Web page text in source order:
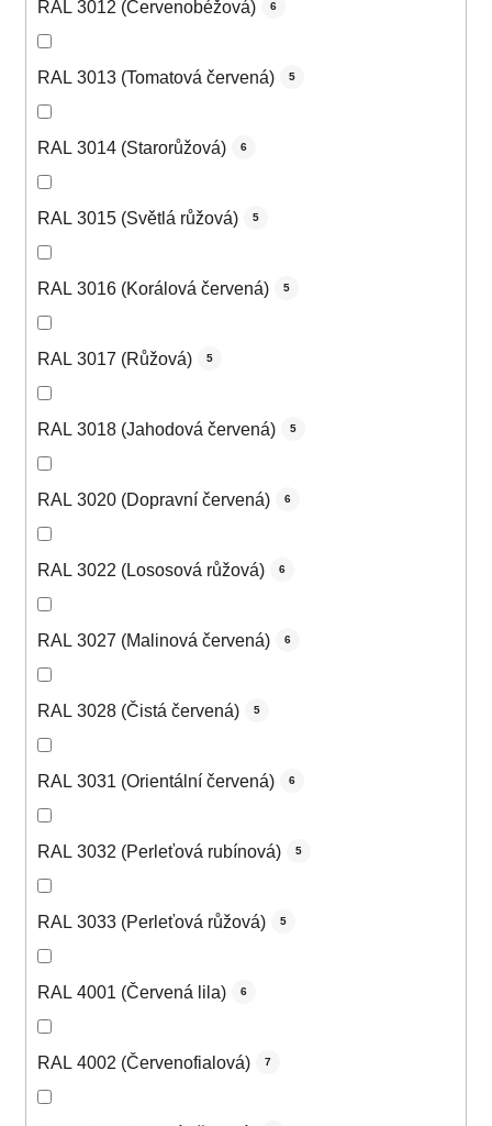
RAL 3012 (Červenobéžová) 6
RAL 3013 (Tomatová červená) 5
RAL 3014 (Starorůžová) 6
RAL 3015 (Světlá růžová) 5
RAL 3016 (Korálová červená) 5
RAL 3017 (Růžová) 5
RAL 3018 (Jahodová červená) 5
RAL 3020 (Dopravní červená) 6
RAL 3022 (Lososová růžová) 6
RAL 3027 (Malinová červená) 6
RAL 3028 (Čistá červená) 5
RAL 3031 (Orientální červená) 6
RAL 3032 (Perleťová rubínová) 5
RAL 3033 (Perleťová růžová) 5
RAL 4001 (Červená lila) 6
RAL 4002 (Červenofialová) 7